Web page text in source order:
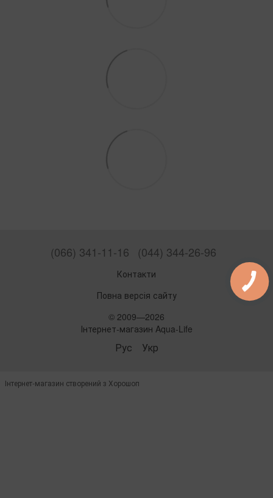
(066) 341-11-16 (044) 344-26-96
Контакти
Повна версія сайту
© 2009—2026
Інтернет-магазин Aqua-Life
Рус Укр
Інтернет-магазин створений з Хорошоп